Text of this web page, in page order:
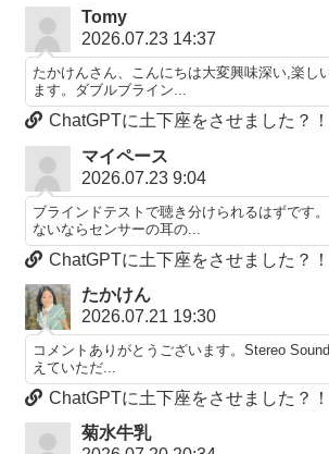
Tomy
2026.07.23 14:37
たかけんさん、こんにちは大変興味深い,楽し
ます。ダブルブライン...
ChatGPTに土下座をさせました？！
マイペース
2026.07.23 9:04
ブラインドテストで聴き分けられるはずです
ないならセンサーの耳の...
ChatGPTに土下座をさせました？！
たかけん
2026.07.21 19:30
コメントありがとうございます。Stereo
えていただ...
ChatGPTに土下座をさせました？！
菊水牛乳